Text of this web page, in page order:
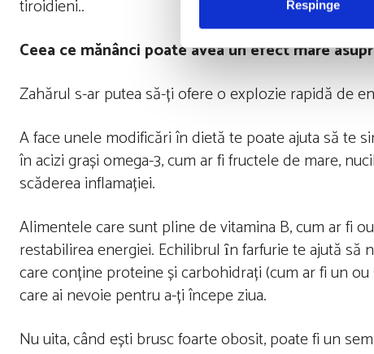
Respinge
tiroidieni..
Ceea ce mănânci poate avea un efect mare
Zahărul s-ar putea să-ți ofere o explozie rapidă de
A face unele modificări în dietă te poate ajuta să te
în acizi grași omega-3, cum ar fi fructele de mare,
scăderea inflamației.
Alimentele care sunt pline de vitamina B, cum ar fi
restabilirea energiei. Echilibrul ȋn farfurie te ajută
care conține proteine ​​și carbohidrați (cum ar fi un
care ai nevoie pentru a-ți începe ziua.
Nu uita, când ești brusc foarte obosit, poate fi un